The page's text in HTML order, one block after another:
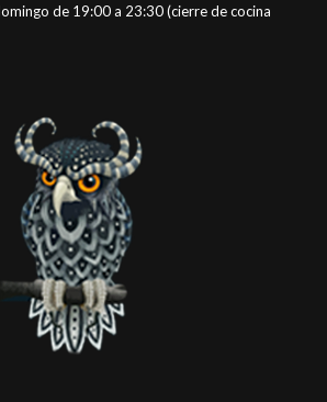
de 19:00 a 23:30 (cierre de cocina